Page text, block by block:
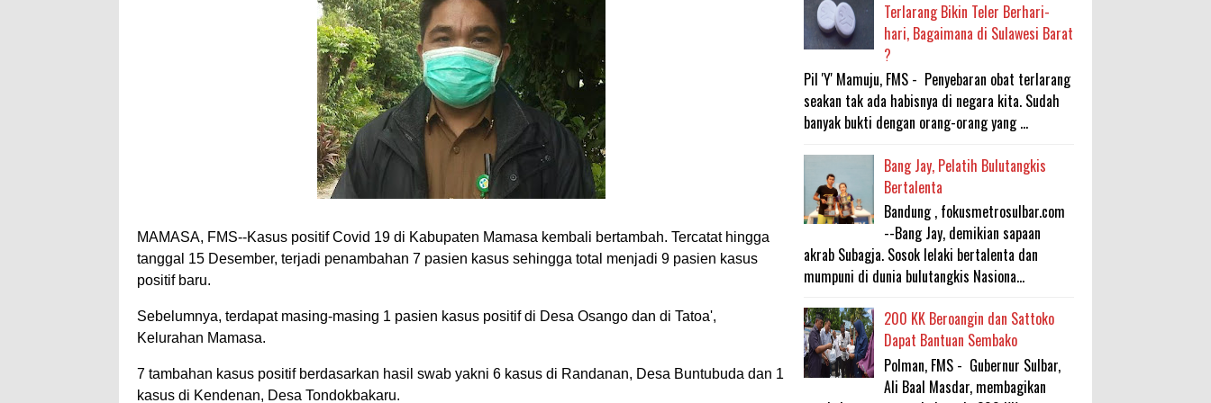
MAMASA, FMS--Kasus positif Covid 19 di Kabupaten Mamasa kembali bertambah. Tercatat hingga
tanggal 15 Desember, terjadi penambahan 7 pasien kasus sehingga total menjadi 9 pasien kasus
positif baru.
Sebelumnya, terdapat masing-masing 1 pasien kasus positif di Desa Osango dan di Tatoa',
Kelurahan Mamasa.
7 tambahan kasus positif berdasarkan hasil swab yakni 6 kasus di Randanan, Desa Buntubuda dan 1
kasus di Kendenan, Desa Tondokbakaru.
Terlarang Bikin Teler Berhari-
hari, Bagaimana di Sulawesi Barat
?
Pil 'Y' Mamuju, FMS - Penyebaran obat terlarang
seakan tak ada habisnya di negara kita. Sudah
banyak bukti dengan orang-orang yang ...
Bang Jay, Pelatih Bulutangkis
Bertalenta
Bandung , fokusmetrosulbar.com
--Bang Jay, demikian sapaan
akrab Subagja. Sosok lelaki bertalenta dan
mumpuni di dunia bulutangkis Nasiona...
200 KK Beroangin dan Sattoko
Dapat Bantuan Sembako
Polman, FMS - Gubernur Sulbar,
Ali Baal Masdar, membagikan